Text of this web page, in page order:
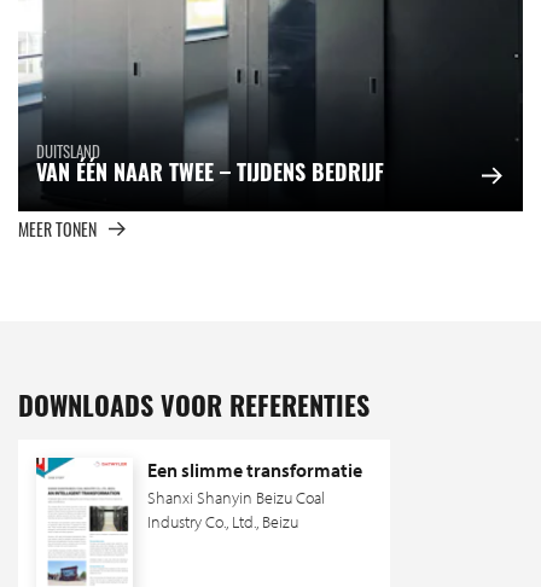
DUITSLAND
VAN ÉÉN NAAR TWEE – TIJDENS BEDRIJF
MEER TONEN
DOWNLOADS VOOR REFERENTIES
Een slimme transformatie
Shanxi Shanyin Beizu Coal
Industry Co., Ltd., Beizu